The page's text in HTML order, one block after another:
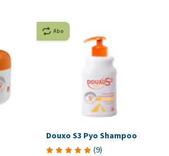
Abo
Douxo S3 Pyo Shampoo
(9)